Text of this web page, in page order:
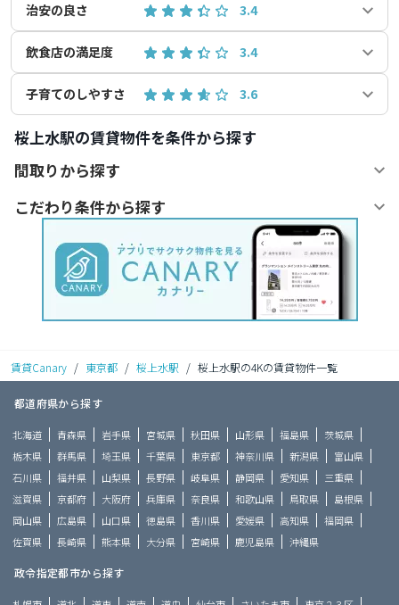
治安の良さ 3.4
飲食店の満足度 3.4
子育てのしやすさ 3.6
桜上水駅の賃貸物件を条件から探す
間取りから探す
こだわり条件から探す
賃貸Canary / 東京都 / 桜上水駅 / 桜上水駅の4Kの賃貸物件一覧
都道府県から探す
北海道 青森県 岩手県 宮城県 秋田県 山形県 福島県
茨城県
栃木県
群馬県 埼玉県 千葉県 東京都 神奈川県 新潟県
富山県
石川県
福井県 山梨県 長野県 岐阜県 静岡県 愛知県
三重県
滋賀県
京都府 大阪府 兵庫県 奈良県 和歌山県 鳥取県
島根県
岡山県
広島県 山口県 徳島県 香川県 愛媛県 高知県
福岡県
佐賀県
長崎県 熊本県 大分県 宮崎県 鹿児島県 沖縄県
政令指定都市から探す